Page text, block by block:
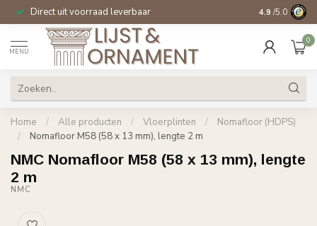
Direct uit voorraad leverbaar 14 dagen
4.9 /5.0
MENU
0
Home / Alle producten / Vloerplinten /
Nomafloor (HDPS)
/
Nomafloor M58 (58 x 13 mm), lengte 2 m
NMC Nomafloor M58 (58 x 13 mm), lengte
2 m
NMC